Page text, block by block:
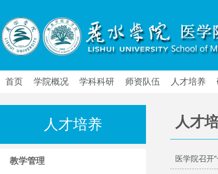
首页 学院概况 学科科研 师资队伍 人才培养
人才培养
教学管理
人才
医学院召开